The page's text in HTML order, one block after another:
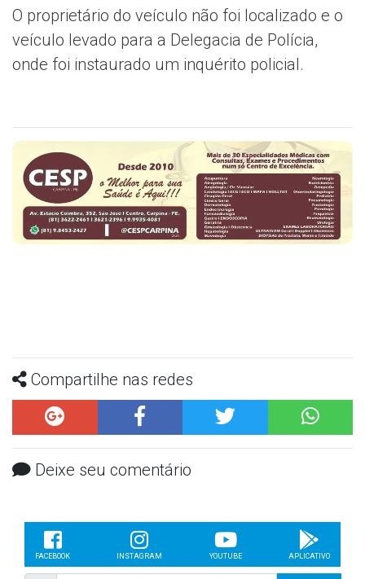
O proprietário do veículo não foi localizado e o
veículo levado para a Delegacia de Polícia,
onde foi instaurado um inquérito policial.
Compartilhe nas redes
Deixe seu comentário
FACEBOOK INSTAGRAM YOUTUBE APLICATIVO